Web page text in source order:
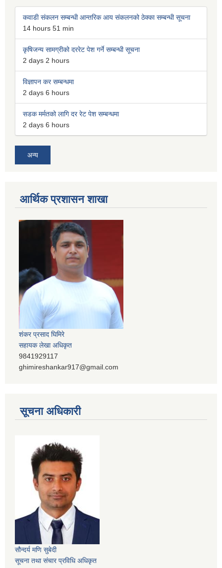
कवाडी संकलन सम्बन्धी आन्तरिक आय संकलनको ठेक्का सम्बन्धी सूचना
14 hours 51 min
कृषिजन्य सामग्रीको दररेट पेश गर्ने सम्बन्धी सूचना
2 days 2 hours
विज्ञापन कर सम्बन्धमा
2 days 6 hours
सडक मर्मतको लागि दर रेट पेश सम्बन्धमा
2 days 6 hours
अन्य
आर्थिक प्रशासन शाखा
शंकर प्रसाद घिमिरे
सहायक लेखा अधिकृत
9841929117
ghimireshankar917@gmail.com
सूचना अधिकारी
सौन्दर्य मणि सुबेदी
सूचना तथा संचार प्रविधि अधिकृत